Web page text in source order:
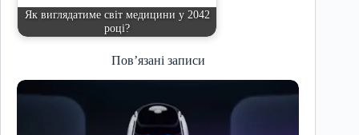
Як виглядатиме світ медицини у 2042
році?
Пов’язані записи